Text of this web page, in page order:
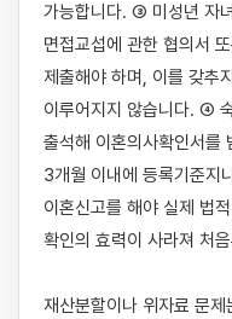
가능합니다. ③ 미성년 자
면접교섭에 관한 협의서
제출해야 하며, 이를 갖추
이루어지지 않습니다. ④
출석해 이혼의사확인서를
3개월 이내에 등록기준지
이혼신고를 해야 실제 법
확인의 효력이 사라져 처
재산분할이나 위자료 문